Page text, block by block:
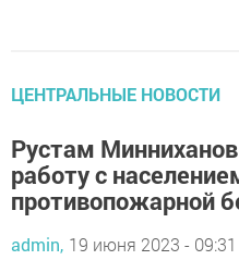
ЦЕНТРАЛЬНЫЕ НОВОСТИ
Рустам
работу с
противопожарной
admin, 19 июня 2023 - 09:31